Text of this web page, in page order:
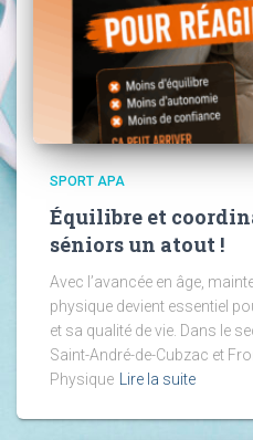
SPORT APA
Équilibre et
séniors un atout !
Avec l’avancée en âge,
physique devient essentiel
et sa qualité de vie. Dans le
Saint-André-de-Cubzac et
Physique
Lire la suite